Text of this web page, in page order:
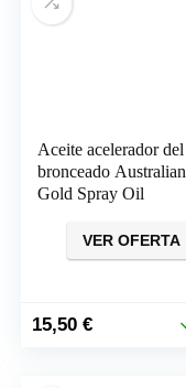
Aceite acelerador del
bronceado Australian
Gold Spray Oil
VER OFERTA
El
15,50€El